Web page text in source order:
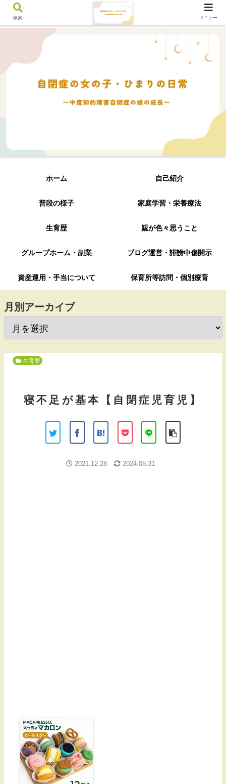
ホーム 自己紹介
普段の様子 家庭学習・栄養療法
生育歴 親が色々思うこと
グループホーム・副業 ブログ運営・誹謗中傷開示
資産運用・手当について 保育所等訪問・個別療育
月別アーカイブ
生育歴
寝不足が基本【自閉症児育児】
2024.08.31
2021.12.28
検索 メニュー